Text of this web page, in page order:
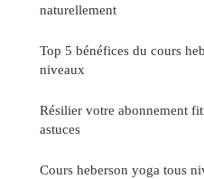
naturellement
Top 5 bénéfices du cours
niveaux
Résilier votre abonnement
astuces
Cours heberson yoga tous